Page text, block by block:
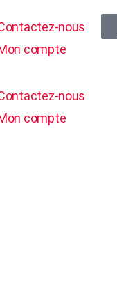
nous
compte
nous
compte